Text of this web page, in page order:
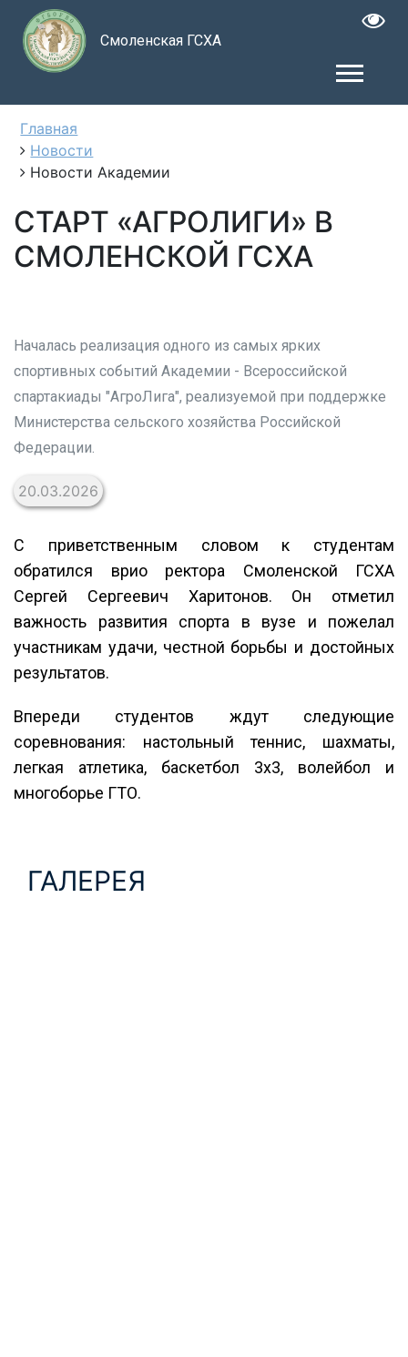
Смоленская ГСХА
Главная
Новости
Новости Академии
СТАРТ «АГРОЛИГИ» В
СМОЛЕНСКОЙ ГСХА
Началась реализация одного из самых ярких
спортивных событий Академии - Всероссийской
спартакиады "АгроЛига", реализуемой при поддержке
Министерства сельского хозяйства Российской
Федерации.
20.03.2026
С приветственным словом к студентам
обратился врио ректора Смоленской ГСХА
Сергей Сергеевич Харитонов. Он отметил
важность развития спорта в вузе и пожелал
участникам удачи, честной борьбы и достойных
результатов.
Впереди студентов ждут следующие
соревнования: настольный теннис, шахматы,
легкая атлетика, баскетбол 3х3, волейбол и
многоборье ГТО.
ГАЛЕРЕЯ